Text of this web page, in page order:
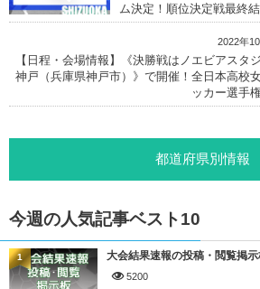
ム決定！順位決定戦最終
2022年
【日程・会場情報】《決勝戦はノエビアスタ
神戸（兵庫県神戸市）》で開催！全日本高校
ッカー選手
都道府県別情報
今週の人気記事ベスト10
大会結果速報の投稿・閲覧掲示
5200
1